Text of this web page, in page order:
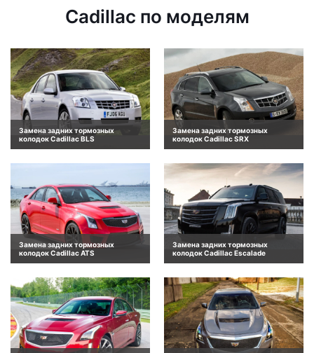
Cadillac по моделям
Замена задних тормозных
колодок Cadillac BLS
Замена задних тормозных
колодок Cadillac SRX
Замена задних тормозных
колодок Cadillac ATS
Замена задних тормозных
колодок Cadillac Escalade